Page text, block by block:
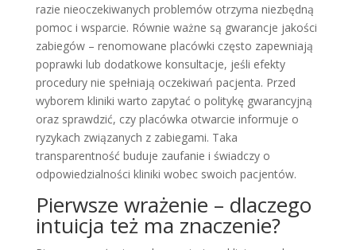
razie nieoczekiwanych problemów otrzyma niezbędną
pomoc i wsparcie. Równie ważne są gwarancje jakości
zabiegów – renomowane placówki często zapewniają
poprawki lub dodatkowe konsultacje, jeśli efekty
procedury nie spełniają oczekiwań pacjenta. Przed
wyborem kliniki warto zapytać o politykę gwarancyjną
oraz sprawdzić, czy placówka otwarcie informuje o
ryzykach związanych z zabiegami. Taka
transparentność buduje zaufanie i świadczy o
odpowiedzialności kliniki wobec swoich pacjentów.
Pierwsze wrażenie – dlaczego
intuicja też ma znaczenie?